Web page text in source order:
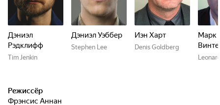
Дэниэл
Рэдклифф
Tim Jenkin
Дэниэл Уэббер
Stephen Lee
Иэн Харт
Denis Goldberg
Марк
Режиссёр
Фрэнсис Аннан